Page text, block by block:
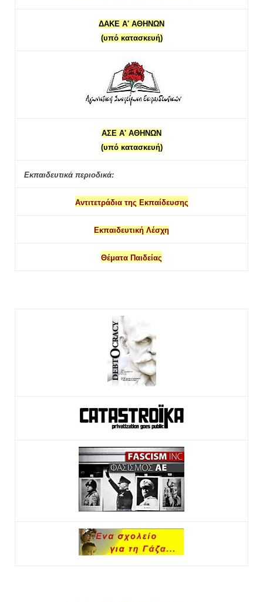
ΔΑΚΕ Α' ΑΘΗΝΩΝ
(υπό κατασκευή)
ΑΣΕ Α' ΑΘΗΝΩΝ
(υπό κατασκευή)
Εκπαιδευτικά περιοδικά:
Αντιτετράδια της Εκπαίδευσης
Εκπαιδευτική Λέσχη
Θέματα Παιδείας